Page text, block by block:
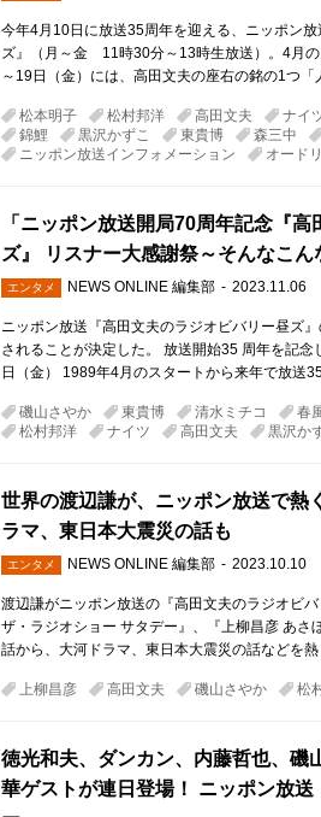
今年4月10日に放送35周年を迎える、ニッポン
ズ』（月～金 11時30分～13時生放送）。4月の
～19日（金）には、高田文夫の座右の銘の1つ
松本明子 松村邦洋 高田文夫 ナイ
錦鯉
黒沢かずこ 東貴博 森三中
ニッポン放送インフォメーション
オード
「ニッポン放送開局70周年記念『
ズ』 リスナー大感謝祭～そんなこん
エンタメ NEWS ONLINE 編集部 2023.11.06
ニッポン放送『高田文夫のラジオビバリー昼ズ
されることが決定した。 放送開始35 周年を記
日（金） 1989年4月のスタートから来年で放送
磯山さやか 東貴博 清水ミチコ 春
松村邦洋
ナイツ 高田文夫 黒沢か
世界の渡辺謙が、ニッポン放送で
ラマ、東日本大震災の話も
エンタメ NEWS ONLINE 編集部 2023.10.10
渡辺謙がニッポン放送の『高田文夫のラジオビ
ザ・ラジオショー サタデー』、『上柳昌彦 あさ
話から、大河ドラマ、東日本大震災の話などを
上柳昌彦 高田文夫 磯山さやか 松
徳光和夫、ダンカン、内藤哲也、
華ゲストが連日登場！ ニッポン放送